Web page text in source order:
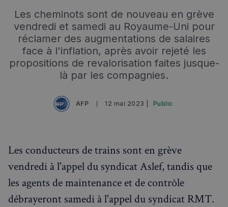
Annuaire des professionnels
Visites guidées
Événements à venir
Les cheminots sont de nouveau en grève
vendredi et samedi au Royaume-Uni pour
réclamer des augmentations de salaires
face à l'inflation, après avoir rejeté les
propositions de revalorisation faites jusque-
là par les compagnies.
AFP 12 mai 2023 | Public
Les conducteurs de trains sont en grève
vendredi à l'appel du syndicat Aslef, tandis que
les agents de maintenance et de contrôle
débrayeront samedi à l'appel du syndicat RMT.